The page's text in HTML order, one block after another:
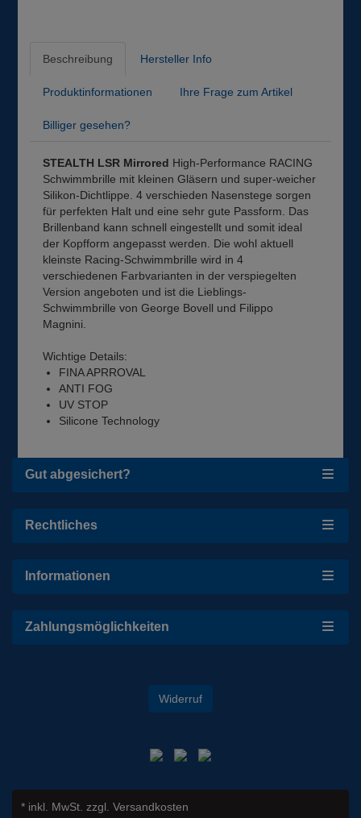
Beschreibung Hersteller Info
Produktinformationen Ihre Frage zum Artikel
Billiger gesehen?
STEALTH LSR Mirrored High-Performance RACING
Schwimmbrille mit kleinen Gläsern und super-weicher
Silikon-Dichtlippe. 4 verschieden Nasenstege sorgen
für perfekten Halt und eine sehr gute Passform. Das
Brillenband kann schnell eingestellt und somit ideal
der Kopfform angepasst werden. Die wohl aktuell
kleinste Racing-Schwimmbrille wird in 4
verschiedenen Farbvarianten in der verspiegelten
Version angeboten und ist die Lieblings-
Schwimmbrille von George Bovell und Filippo
Magnini.
Wichtige Details:
FINA APRROVAL
ANTI FOG
UV STOP
Silicone Technology
Gut abgesichert?
Rechtliches
Informationen
Zahlungsmöglichkeiten
Widerruf
* inkl. MwSt. zzgl. Versandkosten